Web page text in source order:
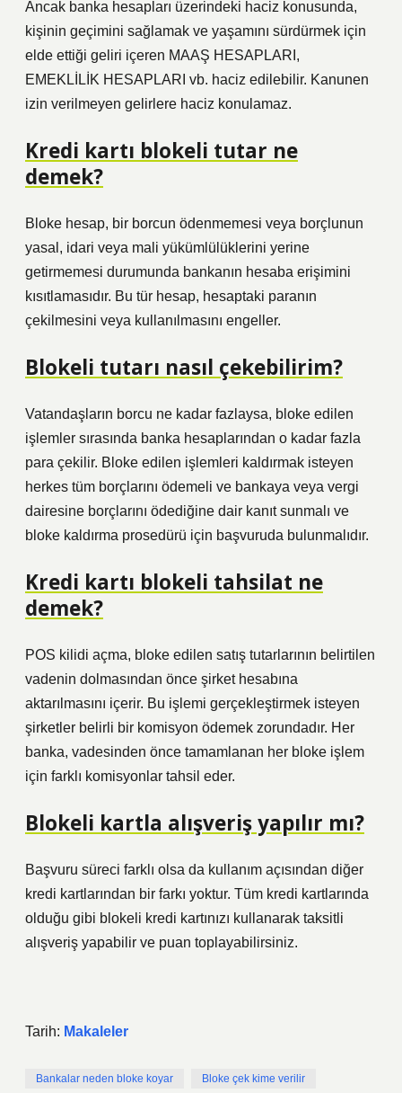
Ancak banka hesapları üzerindeki haciz konusunda,
kişinin geçimini sağlamak ve yaşamını sürdürmek için
elde ettiği geliri içeren MAAŞ HESAPLARI,
EMEKLİLİK HESAPLARI vb. haciz edilebilir. Kanunen
izin verilmeyen gelirlere haciz konulamaz.
Kredi kartı blokeli tutar ne
demek?
Bloke hesap, bir borcun ödenmemesi veya borçlunun
yasal, idari veya mali yükümlülüklerini yerine
getirmemesi durumunda bankanın hesaba erişimini
kısıtlamasıdır. Bu tür hesap, hesaptaki paranın
çekilmesini veya kullanılmasını engeller.
Blokeli tutarı nasıl çekebilirim?
Vatandaşların borcu ne kadar fazlaysa, bloke edilen
işlemler sırasında banka hesaplarından o kadar fazla
para çekilir. Bloke edilen işlemleri kaldırmak isteyen
herkes tüm borçlarını ödemeli ve bankaya veya vergi
dairesine borçlarını ödediğine dair kanıt sunmalı ve
bloke kaldırma prosedürü için başvuruda bulunmalıdır.
Kredi kartı blokeli tahsilat ne
demek?
POS kilidi açma, bloke edilen satış tutarlarının belirtilen
vadenin dolmasından önce şirket hesabına
aktarılmasını içerir. Bu işlemi gerçekleştirmek isteyen
şirketler belirli bir komisyon ödemek zorundadır. Her
banka, vadesinden önce tamamlanan her bloke işlem
için farklı komisyonlar tahsil eder.
Blokeli kartla alışveriş yapılır mı?
Başvuru süreci farklı olsa da kullanım açısından diğer
kredi kartlarından bir farkı yoktur. Tüm kredi kartlarında
olduğu gibi blokeli kredi kartınızı kullanarak taksitli
alışveriş yapabilir ve puan toplayabilirsiniz.
Tarih: Makaleler
Bankalar neden bloke koyar Bloke çek kime verilir